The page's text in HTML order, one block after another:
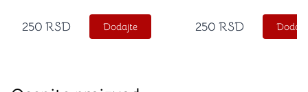
250 RSD Dodajte 250 RSD